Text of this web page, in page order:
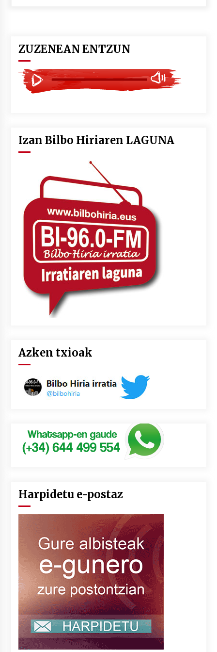
Larunbatean Plentziako Itsas Martxa ospatuko
da
2026/07/07
2026/07/07
Uribitarte40 aretoan
2026/07/03
SOINUGELA: Paul McCartney eta Ringo Starr-en
lan berriak
2026/07/03
MUSIBLA #297: Bide, Boards Of Canada, Somak,
Tiga, Twisted Teens, Underscores, Habia
2026/07/02
ZUZENEAN ENTZUN
Izan Bilbo Hiriaren LAGUNA
Azken txioak
Harpidetu e-postaz